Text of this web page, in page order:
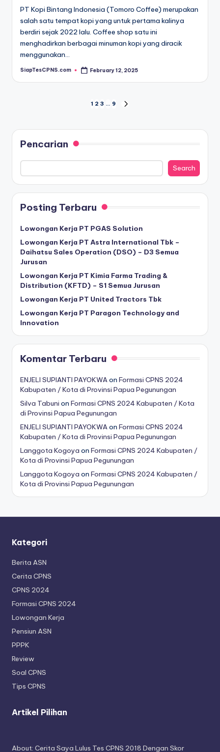
PT Kopi Bintang Indonesia (Tomoro Coffee) merupakan
salah satu tempat kopi yang untuk pertama kalinya
berdiri sejak 2022 lalu. Coffee shop satu ini
menghadirkan berbagai minuman kopi yang diracik
menggunakan…
Posted
SiapTesCPNS.com February 12, 2025
pagination
1 2 3 … 9
Pencarian
Search
Posting Terbaru
Lowongan Kerja PT PGAS Solution
Lowongan Kerja PT Astra International Tbk –
Daihatsu Sales Operation (DSO) – D3 Semua
Jurusan
Lowongan Kerja PT Kimia Farma Trading &
Distribution (KFTD) – S1 Semua Jurusan
Lowongan Kerja PT United Tractors Tbk
Lowongan Kerja PT Paragon Technology and
Innovation
Komentar Terbaru
ENJELI SUPIANTI PAYOKWAon Formasi CPNS 2024
Kabupaten / Kota di Provinsi Papua Pegunungan
Silva Tabuni on Formasi CPNS 2024 Kabupaten / Kota
di Provinsi Papua Pegunungan
ENJELI SUPIANTI PAYOKWAon Formasi CPNS 2024
Kabupaten / Kota di Provinsi Papua Pegunungan
Langgota Kogoya on Formasi CPNS 2024 Kabupaten /
Kota di Provinsi Papua Pegunungan
Langgota Kogoya on Formasi CPNS 2024 Kabupaten /
Kota di Provinsi Papua Pegunungan
Kategori
Berita ASN
Cerita CPNS
CPNS 2024
Formasi CPNS 2024
Lowongan Kerja
Pensiun ASN
PPPK
Review
Soal CPNS
Tips CPNS
Artikel Pilihan
About: Cerita Saya Lulus Tes CPNS 2018 Dengan Skor